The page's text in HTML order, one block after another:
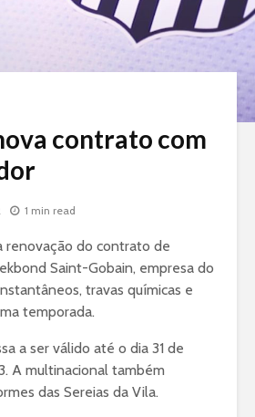
contrato com
1 min read
renovação do contrato de
Saint-Gobain, empresa do
travas químicas e
temporada.
a ser válido até o dia 31 de
A multinacional também
das Sereias da Vila.